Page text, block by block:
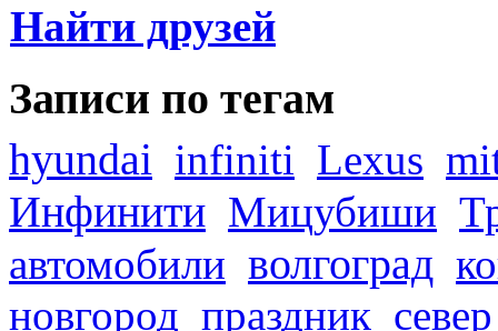
Найти друзей
Записи по тегам
hyundai infiniti Lexus
Инфинити Мицубиши
автомобили волгоград
новгород праздник север